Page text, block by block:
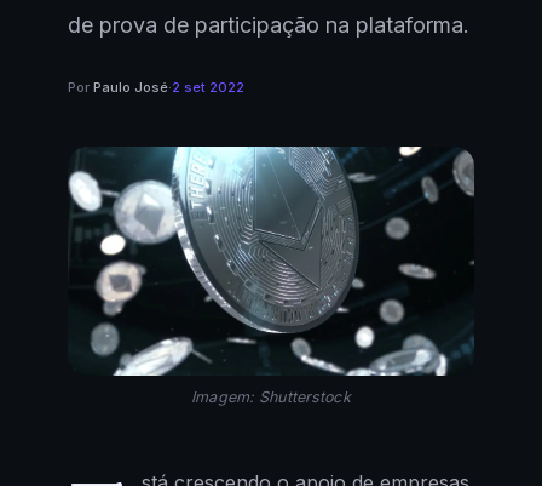
de prova de participação na plataforma.
Por Paulo José·2 set 2022
Imagem: Shutterstock